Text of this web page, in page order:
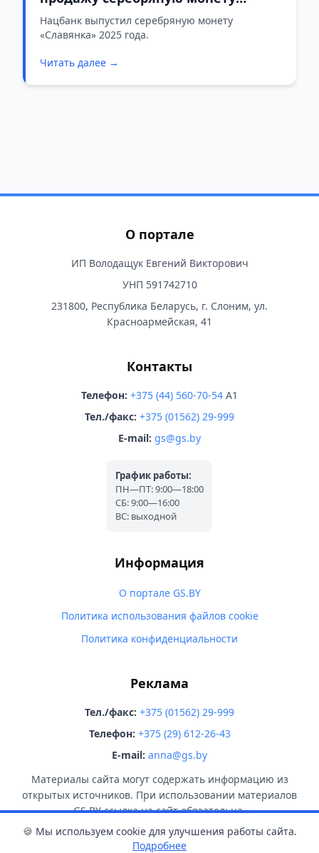
«Славянка»
Нацбанк выпустил серебряную монету
«Славянка» 2025 года.
Читать далее →
О портале
ИП Володащук Евгений Викторович
УНП 591742710
231800, Республика Беларусь, г. Слоним, ул.
Красноармейская, 41
Контакты
Телефон: +375 (44) 560-70-54 A1
Тел./факс: +375 (01562) 29-999
E-mail: gs@gs.by
График работы:
ПН—ПТ: 9:00—18:00
СБ: 9:00—16:00
ВС: выходной
Информация
О портале GS.BY
Политика использования файлов cookie
Политика конфиденциальности
Реклама
Тел./факс: +375 (01562) 29-999
Телефон: +375 (29) 612-26-43
E-mail: anna@gs.by
Материалы сайта могут содержать информацию из
открытых источников. При использовании материалов
GS.BY ссылка на сайт обязательна.
🍪 Мы используем cookie для улучшения работы сайта.
Подробнее